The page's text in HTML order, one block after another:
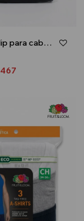
Pack x2 Slip para caballero - Multicolor
467